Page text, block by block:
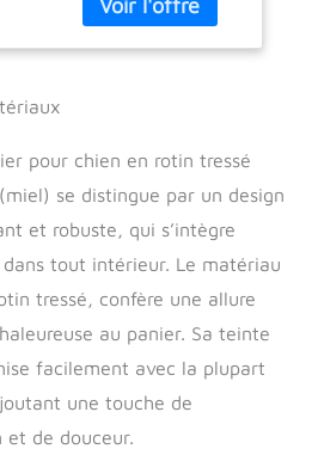
fabrication
58 cm - Hauteur :
environ 31 cm -
couchage : environ
70 x 47 cm Le
panier est ouvert en
bas pour une
meilleure ventilation
Parfaitement assorti
couleur miel
pour chien en rotin tressé
se distingue par un design
et robuste, qui s’intègre
tout intérieur. Le matériau
tressé, confère une allure
au panier. Sa teinte
facilement avec la plupart
une touche de
et de douceur.